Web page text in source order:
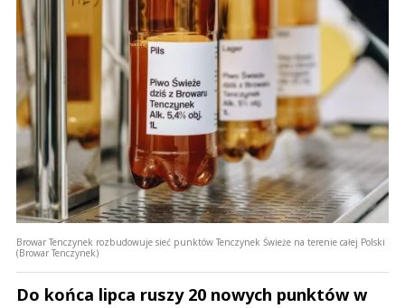
Browar Tenczynek rozbudowuje sieć punktów Tenczynek Świeże na terenie całej Polski
(Browar Tenczynek)
Do końca lipca ruszy 20 nowych punktów w